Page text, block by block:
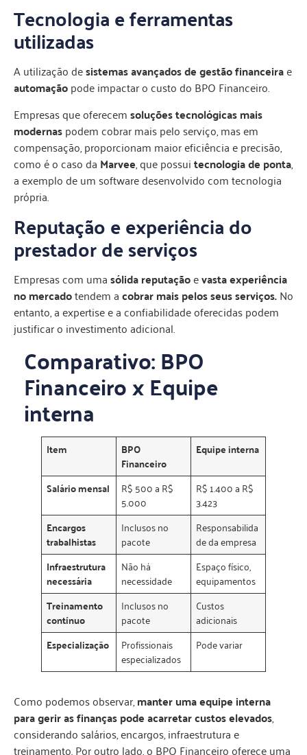
Tecnologia e ferramentas
utilizadas
A utilização desistemas avançados de gestão financeirae
automaçãopode impactar o custo do BPO Financeiro.
Empresas que oferecemsoluções tecnológicas mais
modernaspodem cobrar mais pelo serviço, mas em
compensação, proporcionam maior eficiência e precisão,
como é o caso da Marvee, que possuitecnologia de ponta,
a exemplo de um software desenvolvido com tecnologia
própria.
Reputação e experiência do
prestador de serviços
Empresas com umasólida reputaçãoevasta experiência
no mercadotendem acobrar mais pelos seus serviços.No
entanto, a expertise e a confiabilidade oferecidas podem
justificar o investimento adicional.
Comparativo: BPO
Financeiro x Equipe
interna
Item
BPO
Financeiro
Equipe interna
Salário mensal
R$ 500 a R$
5.000
R$ 1.400 a R$
3.423
Encargos
trabalhistas
Inclusos no
pacote
Responsabilida
de da empresa
Infraestrutura
necessária
Não há
necessidade
Espaço físico,
equipamentos
Treinamento
contínuo
Inclusos no
pacote
Custos
adicionais
Especialização
Profissionais
especializados
Pode variar
Como podemos observar,manter uma equipe interna
para gerir as finanças pode acarretar custos elevados,
considerando salários, encargos, infraestrutura e
treinamento. Por outro lado, o BPO Financeiro oferece uma